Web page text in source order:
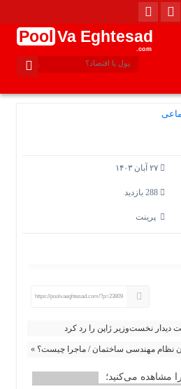
Pool Va Eghtesad
.com
۲۷ آبان ۱۴۰۳
288 بازدید
پرینت
https://poolvaeghtesad.com/?p=23809
دیدار نخست‌وزیر ژاپن را رد کرد
نظام مهندسی ساختمان / ماجرا چیست؟ »
مشاهده می‌کنید؛